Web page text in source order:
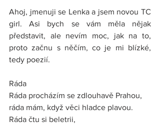
Ahoj, jmenuji se Lenka a jsem novou TC
girl. Asi bych se vám měla nějak
představit, ale nevím moc, jak na to,
proto začnu s něčím, co je mi blízké,
tedy poezií.
Ráda
Ráda procházím se zdlouhavě Prahou,
ráda mám, když věci hladce plavou.
Ráda čtu si beletrii,